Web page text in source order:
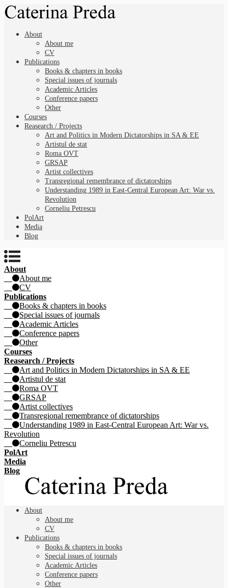
About
About me
CV
Publications
Books & chapters in books
Special issues of journals
Academic Articles
Conference papers
Other
Courses
Reasearch / Projects
Art and Politics in Modern Dictatorships in SA & EE
Artistul de stat
Roma OVT
GRSAP
Artist collectives
Transregional remembrance of dictatorships
Understanding 1989 in East-Central European Art: War vs.
Revolution
Corneliu Petrescu
PolArt
Media
Blog
About
About me
CV
Publications
Books & chapters in books
Special issues of journals
Academic Articles
Conference papers
Other
Courses
Reasearch / Projects
Art and Politics in Modern Dictatorships in SA & EE
Artistul de stat
Roma OVT
GRSAP
Artist collectives
Transregional remembrance of dictatorships
Understanding 1989 in East-Central European Art: War vs.
Revolution
Corneliu Petrescu
PolArt
Media
Blog
About
About me
CV
Publications
Books & chapters in books
Special issues of journals
Academic Articles
Conference papers
Other